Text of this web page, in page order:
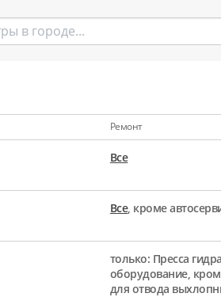
Ремонт
Все
Все, кроме
только: Пресса
оборудование,
для отвода